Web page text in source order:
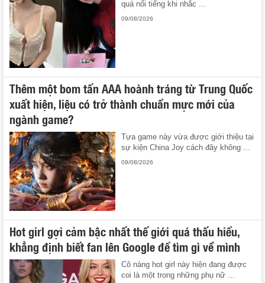
quá nổi tiếng khi nhắc ...
09/08/2026
Thêm một bom tấn AAA hoành tráng từ Trung Quốc
xuất hiện, liệu có trở thành chuẩn mực mới của
ngành game?
Tựa game này vừa được giới thiệu tại
sự kiện China Joy cách đây không ...
09/08/2026
Hot girl gợi cảm bậc nhất thế giới quá thấu hiểu,
khẳng định biết fan lên Google để tìm gì về mình
Cô nàng hot girl này hiện đang được
coi là một trong những phụ nữ ...